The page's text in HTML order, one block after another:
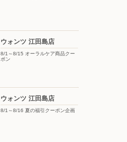
ウォンツ 江田島店
8/1～8/15 オーラルケア商品クー
ポン
ウォンツ 江田島店
8/1～8/16 夏の福引クーポン企画